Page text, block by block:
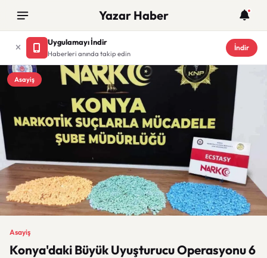
Yazar Haber
Uygulamayı İndir
Haberleri anında takip edin
İndir
Asayiş
Asayiş
Konya'daki Büyük Uyuşturucu Operasyonu 6